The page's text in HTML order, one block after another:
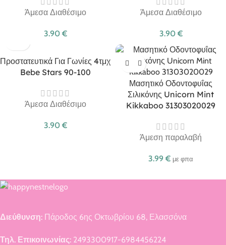
Άμεσα Διαθέσιμο
3.90 €
Άμεσα Διαθέσιμο
3.90 €
Προστατευτικά Για Γωνίες 4τμχ
Bebe Stars 90-100
Άμεσα Διαθέσιμο
3.90 €
Μασητικό Οδοντοφυΐας
Σιλικόνης Unicorn Mint
Kikkaboo 31303020029
Άμεση παραλαβή
3.99 € με φπα
Διεύθυνση: Πάροδος 6ης Οκτωβρίου 68, Ελασσόνα
Τηλ. Επικοινωνίας: 2493300917-6984456224